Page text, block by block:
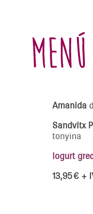
Amanida
Sandvitx
tonyina
Iogurt
13,95 € +